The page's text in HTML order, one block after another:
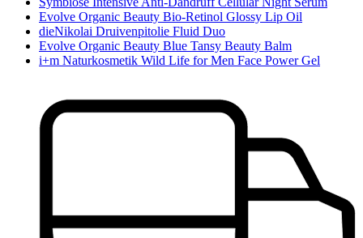
Evolve Organic Beauty Bio-Retinol Glossy Lip Oil
dieNikolai Druivenpitolie Fluid Duo
Evolve Organic Beauty Blue Tansy Beauty Balm
i+m Naturkosmetik Wild Life for Men Face Power Gel